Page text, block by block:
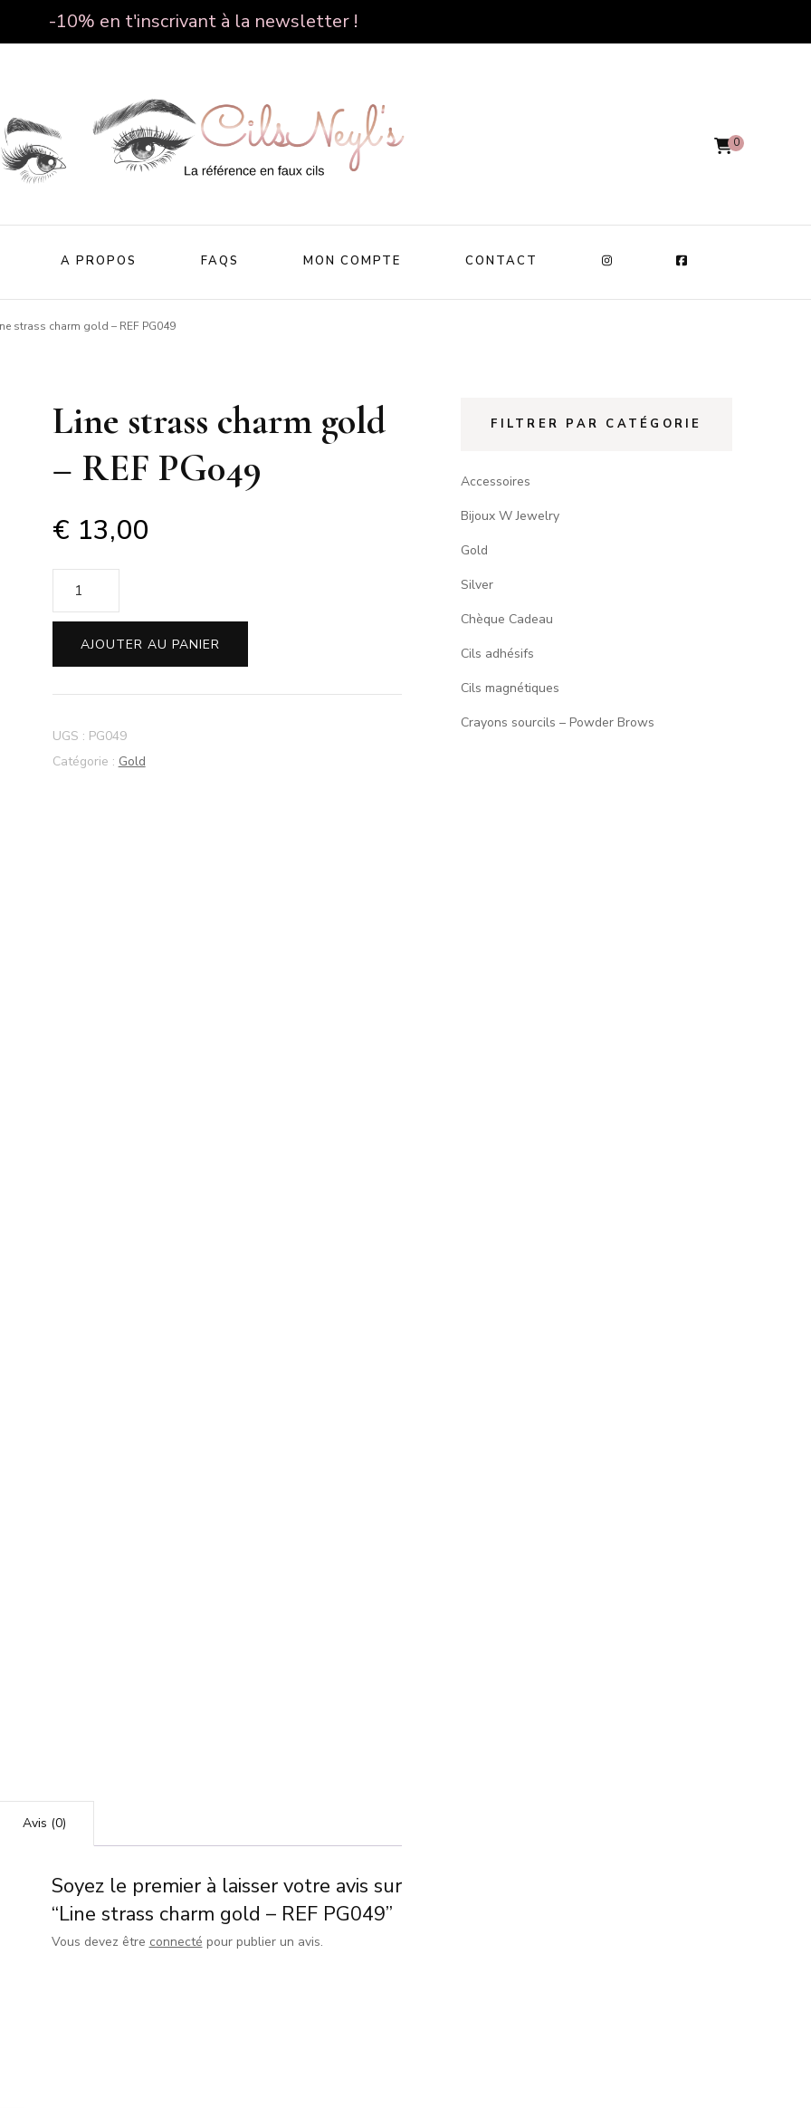
-10% en t'inscrivant à la newsletter !
Cilsneyl's
0
A PROPOS FAQS MON COMPTE CONTACT
strass charm gold – REF PG049
Line strass charm gold
– REF PG049
€ 13,00
quantité
-
REF
AJOUTER AU PANIER
UGS : PG049
Catégorie : Gold
Avis (0)
Soyez le premier à laisser votre avis sur
“Line strass charm gold – REF PG049”
Vous devez être connecté pour publier un avis.
FILTRER PAR CATÉGORIE
Accessoires
Bijoux W Jewelry
Gold
Silver
Chèque Cadeau
Cils adhésifs
Cils magnétiques
Crayons sourcils – Powder Brows